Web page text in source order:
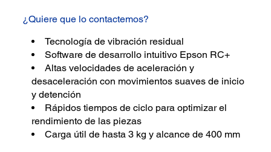
¿Quiere que lo contactemos?
Tecnología de vibración residual
Software de desarrollo intuitivo Epson RC+
Altas velocidades de aceleración y
desaceleración con movimientos suaves de inicio
y detención
Rápidos tiempos de ciclo para optimizar el
rendimiento de las piezas
Carga útil de hasta 3 kg y alcance de 400 mm